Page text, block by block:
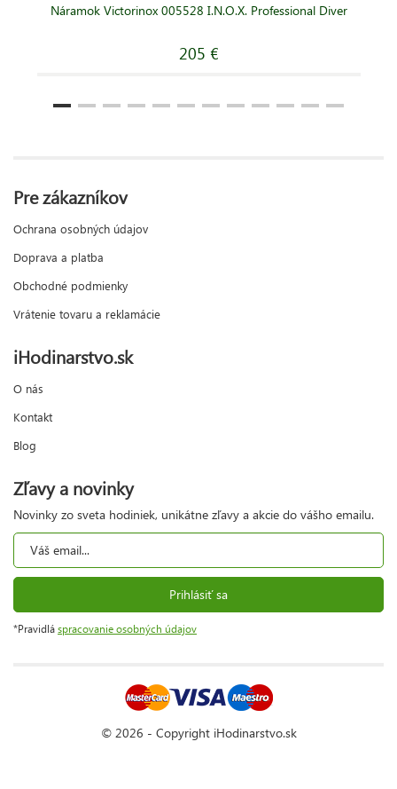
Náramok Victorinox 005528 I.N.O.X. Professional Diver
205 €
Pre zákazníkov
Ochrana osobných údajov
Doprava a platba
Obchodné podmienky
Vrátenie tovaru a reklamácie
iHodinarstvo.sk
O nás
Kontakt
Blog
Zľavy a novinky
Novinky zo sveta hodiniek, unikátne zľavy a akcie do vášho emailu.
Prihlásiť sa
*Pravidlá spracovanie osobných údajov
© 2026 - Copyright iHodinarstvo.sk